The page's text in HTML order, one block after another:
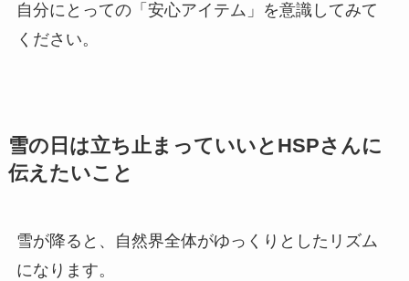
自分にとっての「安心アイテム」を意識してみて
ください。
雪の日は立ち止まっていいとHSPさんに
伝えたいこと
雪が降ると、自然界全体がゆっくりとしたリズム
になります。